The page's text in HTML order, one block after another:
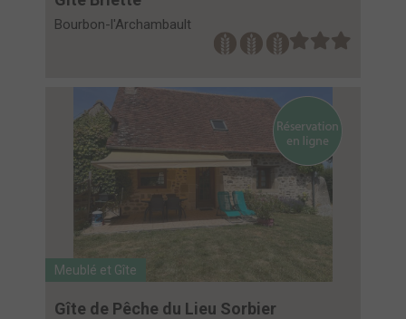
Bourbon-l'Archambault
Meublé et Gîte
Gîte de Pêche du Lieu Sorbier